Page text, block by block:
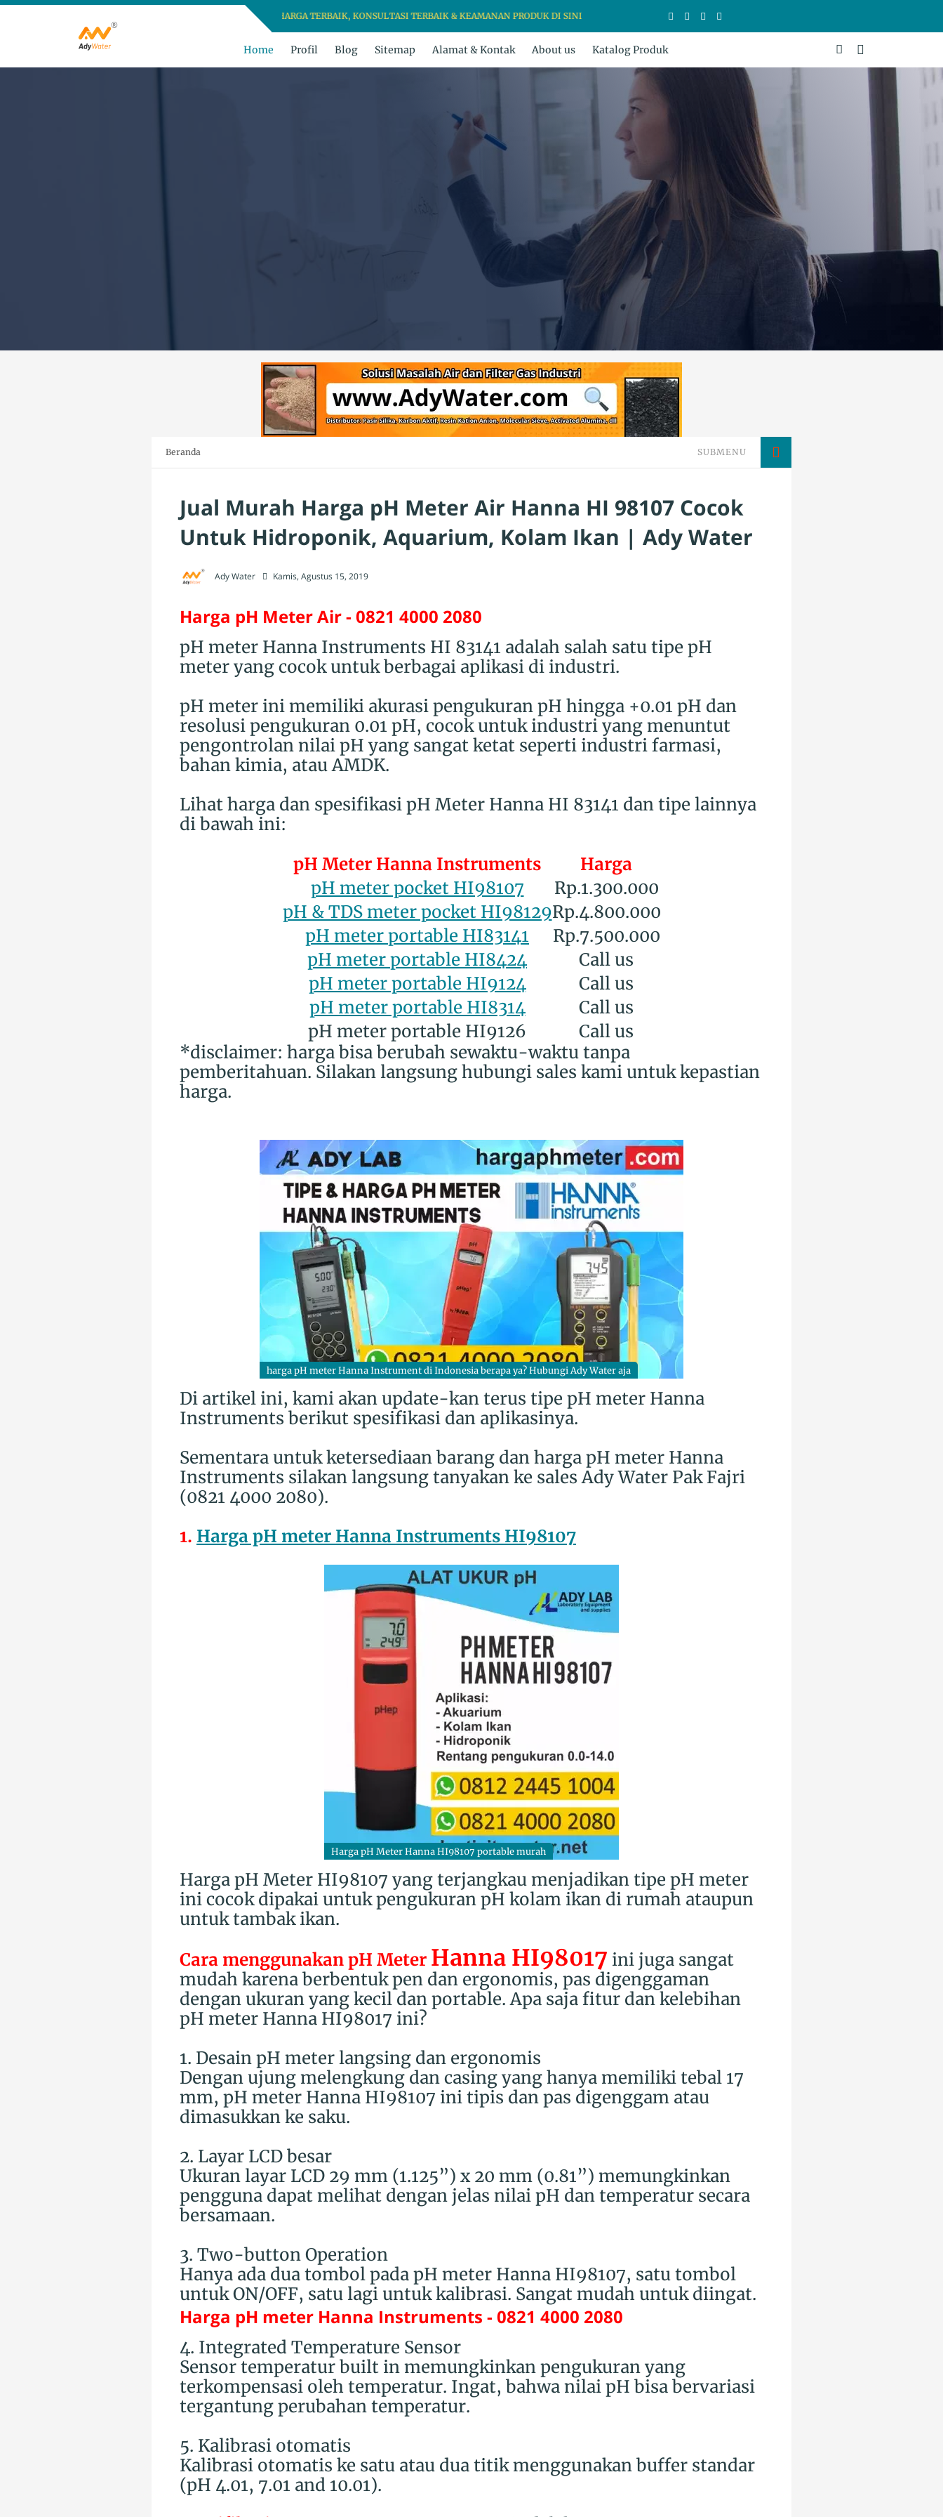
DAPATKAN HARGA TERBAIK, KONSULTASI TERBAIK & KEAMANAN PRODUK DI SINI
Home Profil Blog Sitemap Alamat & Kontak About us Katalog Produk
Beranda SUBMENU
Jual Murah Harga pH Meter Air Hanna HI 98107 Cocok
Untuk Hidroponik, Aquarium, Kolam Ikan | Ady Water
Ady Water Kamis, Agustus 15, 2019
Harga pH Meter Air - 0821 4000 2080
pH meter Hanna Instruments HI 83141 adalah salah satu tipe pH
meter yang cocok untuk berbagai aplikasi di industri.
pH meter ini memiliki akurasi pengukuran pH hingga +0.01 pH dan
resolusi pengukuran 0.01 pH, cocok untuk industri yang menuntut
pengontrolan nilai pH yang sangat ketat seperti industri farmasi,
bahan kimia, atau AMDK.
Lihat harga dan spesifikasi pH Meter Hanna HI 83141 dan tipe lainnya
di bawah ini:
pH Meter Hanna Instruments
Harga
pH meter pocket HI98107
Rp.1.300.000
pH & TDS meter pocket HI98129Rp.4.800.000
pH meter portable HI83141
Rp.7.500.000
pH meter portable HI8424
Call us
pH meter portable HI9124
Call us
pH meter portable HI8314
Call us
pH meter portable HI9126
Call us
*disclaimer: harga bisa berubah sewaktu-waktu tanpa
pemberitahuan. Silakan langsung hubungi sales kami untuk kepastian
harga.
harga pH meter Hanna Instrument di Indonesia berapa ya? Hubungi Ady Water aja
Di artikel ini, kami akan update-kan terus tipe pH meter Hanna
Instruments berikut spesifikasi dan aplikasinya.
Sementara untuk ketersediaan barang dan harga pH meter Hanna
Instruments silakan langsung tanyakan ke sales Ady Water Pak Fajri
(0821 4000 2080).
1. Harga pH meter Hanna Instruments HI98107
Harga pH Meter Hanna HI98107 portable murah
Harga pH Meter HI98107 yang terjangkau menjadikan tipe pH meter
ini cocok dipakai untuk pengukuran pH kolam ikan di rumah ataupun
untuk tambak ikan.
Cara menggunakan pH Meter Hanna HI98017 ini juga sangat
mudah karena berbentuk pen dan ergonomis, pas digenggaman
dengan ukuran yang kecil dan portable. Apa saja fitur dan kelebihan
pH meter Hanna HI98017 ini?
1. Desain pH meter langsing dan ergonomis
Dengan ujung melengkung dan casing yang hanya memiliki tebal 17
mm, pH meter Hanna HI98107 ini tipis dan pas digenggam atau
dimasukkan ke saku.
2. Layar LCD besar
Ukuran layar LCD 29 mm (1.125”) x 20 mm (0.81”) memungkinkan
pengguna dapat melihat dengan jelas nilai pH dan temperatur secara
bersamaan.
3. Two-button Operation
Hanya ada dua tombol pada pH meter Hanna HI98107, satu tombol
untuk ON/OFF, satu lagi untuk kalibrasi. Sangat mudah untuk diingat.
Harga pH meter Hanna Instruments - 0821 4000 2080
4. Integrated Temperature Sensor
Sensor temperatur built in memungkinkan pengukuran yang
terkompensasi oleh temperatur. Ingat, bahwa nilai pH bisa bervariasi
tergantung perubahan temperatur.
5. Kalibrasi otomatis
Kalibrasi otomatis ke satu atau dua titik menggunakan buffer standar
(pH 4.01, 7.01 and 10.01).